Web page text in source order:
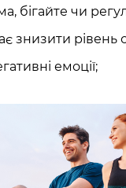
бігайте чи
знизити рівень
емоції;